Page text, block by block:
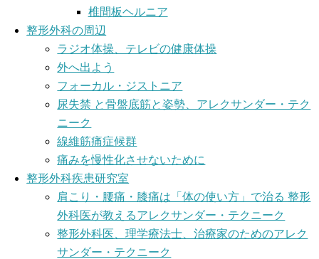
椎間板ヘルニア
整形外科の周辺
ラジオ体操、テレビの健康体操
外へ出よう
フォーカル・ジストニア
尿失禁 と骨盤底筋と姿勢、アレクサンダー・テク
ニーク
線維筋痛症候群
痛みを慢性化させないために
整形外科疾患研究室
肩こり・腰痛・膝痛は「体の使い方」で治る 整形
外科医が教えるアレクサンダー・テクニーク
整形外科医、理学療法士、治療家のためのアレク
サンダー・テクニーク